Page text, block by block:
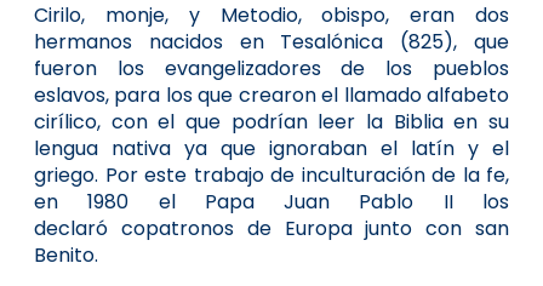
Cirilo, monje, y Metodio, obispo, eran dos
hermanos nacidos en Tesalónica (825), que
fueron los evangelizadores de los pueblos
eslavos, para los que crearon el llamado alfabeto
cirílico, con el que podrían leer la Biblia en su
lengua nativa ya que ignoraban el latín y el
griego. Por este trabajo de inculturación de la fe,
en 1980 el Papa Juan Pablo II los
declaró copatronosde Europa junto con san
Benito.